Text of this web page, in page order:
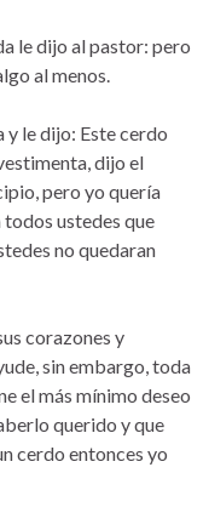
le dijo al pastor: pero
al menos.
y le dijo: Este cerdo
dijo el
pero yo quería
todos ustedes que
no quedaran
corazones y
sin embargo, toda
el más mínimo deseo
querido y que
cerdo entonces yo